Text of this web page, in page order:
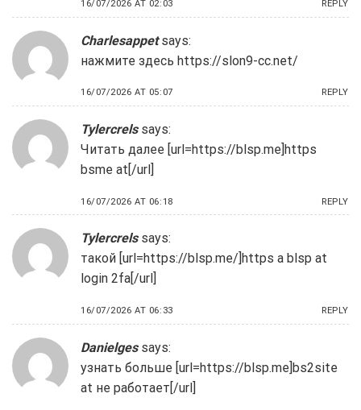
16/07/2026 AT 02:03 REPLY
Charlesappet says:
нажмите здесь https://slon9-cc.net/
16/07/2026 AT 05:07 REPLY
Tylercrels says:
Читать далее [url=https://blsp.me]https
bsme at[/url]
16/07/2026 AT 06:18 REPLY
Tylercrels says:
такой [url=https://blsp.me/]https a blsp at
login 2fa[/url]
16/07/2026 AT 06:33 REPLY
Danielges says:
узнать больше [url=https://blsp.me]bs2site
at не работает[/url]